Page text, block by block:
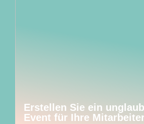
Erstellen Sie ein
Event für Ihre